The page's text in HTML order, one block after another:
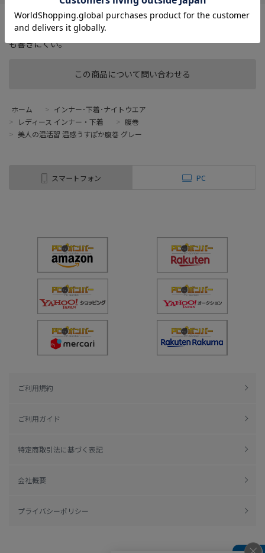
この商品について問い合わせる
ジンジャー、カプサイシンなど温感成分配合でぽかぽか。シアバタ
ー加工でお肌しっとり。 あたたかいのに薄くて軽い。薄手の服で
も響きにくい。
ホーム > インナー･下着･ナイトウエア
>
レディース インナー・下着 > 腹巻
> 美人の温活習 温感うすぽか腹巻 グレー
スマートフォン PC
ご利用規約
ご利用ガイド
特定商取引法に基づく表記
会社概要
プライバシーポリシー